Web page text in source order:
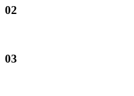
02
03